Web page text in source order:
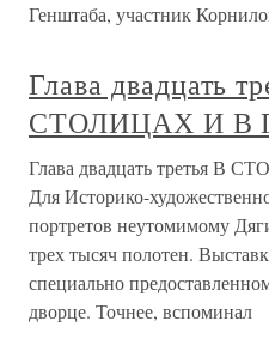
Генштаба, участник
Глава двадцать
СТОЛИЦАХ И В
Глава двадцать третья
Для Историко-
портретов неутомимому
трех тысяч полотен.
специально
дворце. Точнее, вспоминал